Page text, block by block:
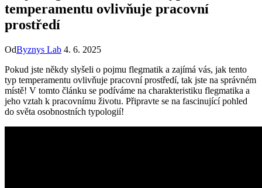
temperamentu ovlivňuje pracovní
prostředí
OdByznys Lab 4. 6. 2025
Pokud jste někdy slyšeli o pojmu flegmatik a zajímá vás, jak tento
typ temperamentu ovlivňuje pracovní prostředí, tak jste na správném
místě! V tomto článku se podíváme na charakteristiku flegmatika a
jeho vztah k pracovnímu životu. Připravte se na fascinující pohled
do světa osobnostních typologií!